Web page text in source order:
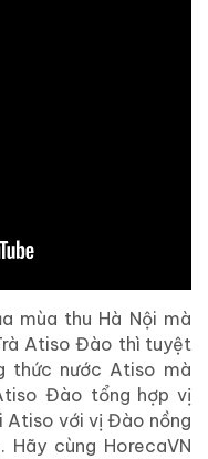
mùa thu Hà Nội mà
Atiso Đào thì tuyệt
thức nước Atiso mà
Đào tổng hợp vị
Atiso với vị Đào nồng
cùng HorecaVN